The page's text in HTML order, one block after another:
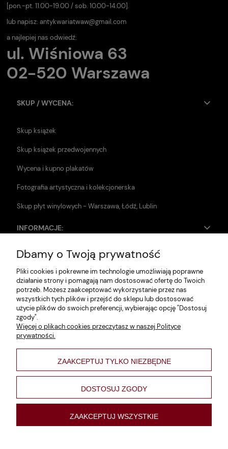
[pon.-pt. 11.00-19.00 / sob. 10.00-14.00].
lub napisz: antykwariatwaw@gmail.com
a najlepiej nas odwiedź:
ul. Wiśniowa 63
02-520 Warszawa
SKUP / WYCENA:
Skup książek
Skup książek przedwojennych
Wycena i kupno plakatów
Fotografia artystyczna i kolekcjonerska
Skup płyt winylowych - Warszawa, Łódź, Lublin
INFORMACJE:
Zwroty i reklamacje
Dane firmy
Jak szukać?
Polityka prywatności
Regulamin
Poltyka cookies
varsaviana
Nowości
Dbamy o Twoją prywatność
Pliki cookies i pokrewne im technologie umożliwiają poprawne
działanie strony i pomagają nam dostosować ofertę do Twoich
potrzeb. Możesz zaakceptować wykorzystanie przez nas
wszystkich tych plików i przejść do sklepu lub dostosować
użycie plików do swoich preferencji, wybierając opcję "Dostosuj
zgody".
Więcej o plikach cookies przeczytasz w naszej Polityce
prywatności.
ZAAKCEPTUJ TYLKO NIEZBĘDNE
DOSTOSUJ ZGODY
ZAAKCEPTUJ WSZYSTKIE